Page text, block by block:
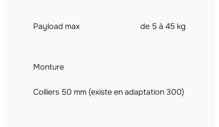
Payload max de 5 à 45 kg
Monture
Colliers 50 mm (existe en adaptation 300)